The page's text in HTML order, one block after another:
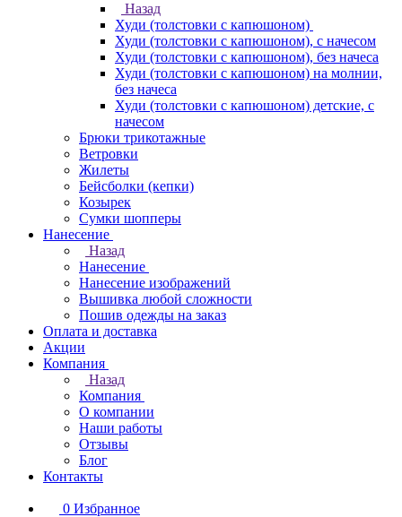
Назад
Худи (толстовки с капюшоном)
Худи (толстовки c капюшоном), с начесом
Худи (толстовки c капюшоном), без начеса
Худи (толстовки с капюшоном) на молнии,
без начеса
Худи (толстовки c капюшоном) детские, с
начесом
Брюки трикотажные
Ветровки
Жилеты
Бейсболки (кепки)
Козырек
Сумки шопперы
Нанесение
Назад
Нанесение
Нанесение изображений
Вышивка любой сложности
Пошив одежды на заказ
Оплата и доставка
Акции
Компания
Назад
Компания
О компании
Наши работы
Отзывы
Блог
Контакты
0 Избранное